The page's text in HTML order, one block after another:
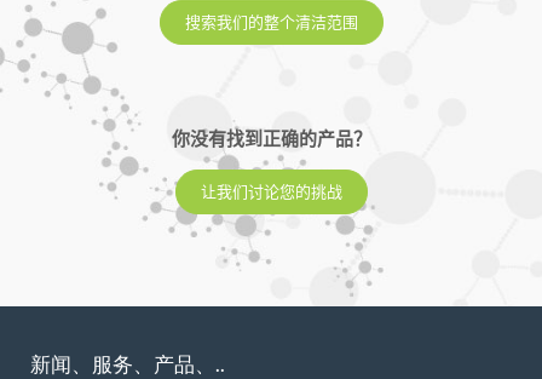
搜索我们的整个清洁范围
你没有找到正确的产品？
让我们讨论您的挑战
新闻、服务、产品、..